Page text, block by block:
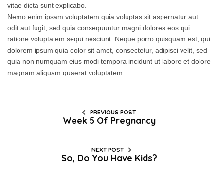
vitae dicta sunt explicabo.
Nemo enim ipsam voluptatem quia voluptas sit aspernatur aut
odit aut fugit, sed quia consequuntur magni dolores eos qui
ratione voluptatem sequi nesciunt. Neque porro quisquam est, qui
dolorem ipsum quia dolor sit amet, consectetur, adipisci velit, sed
quia non numquam eius modi tempora incidunt ut labore et dolore
magnam aliquam quaerat voluptatem.
PREVIOUS POST
Week 5 Of Pregnancy
NEXT POST
So, Do You Have Kids?